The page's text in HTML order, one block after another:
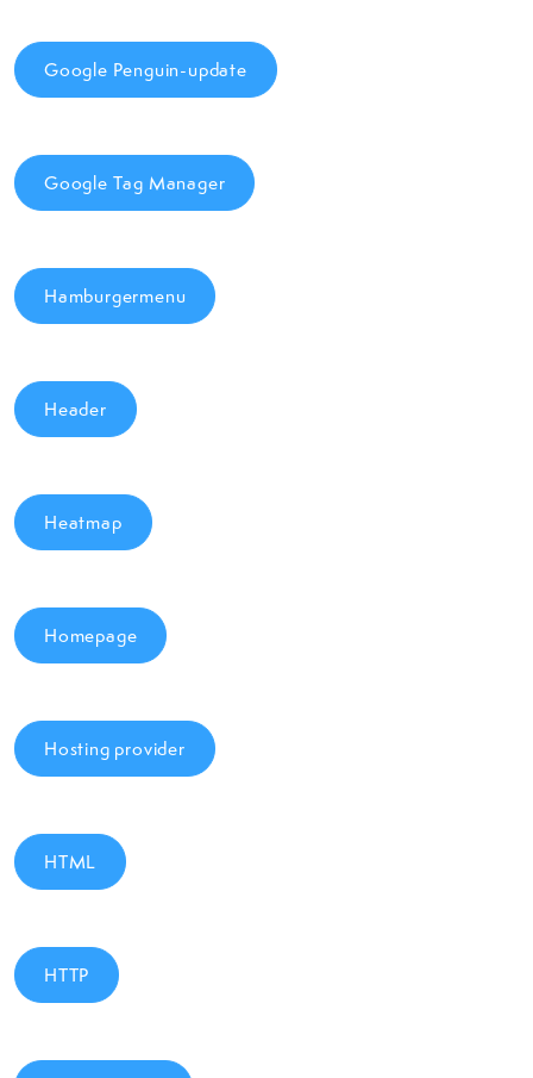
Google Penguin-update
Google Tag Manager
Hamburgermenu
Header
Heatmap
Homepage
Hosting provider
HTML
HTTP